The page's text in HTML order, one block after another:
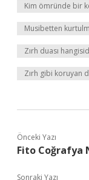
Kim ömründe bir
Musibetten
Zırh duası
Zırh gibi koruyan
Önceki Yazı
Fito Coğrafya
Sonraki Yazı